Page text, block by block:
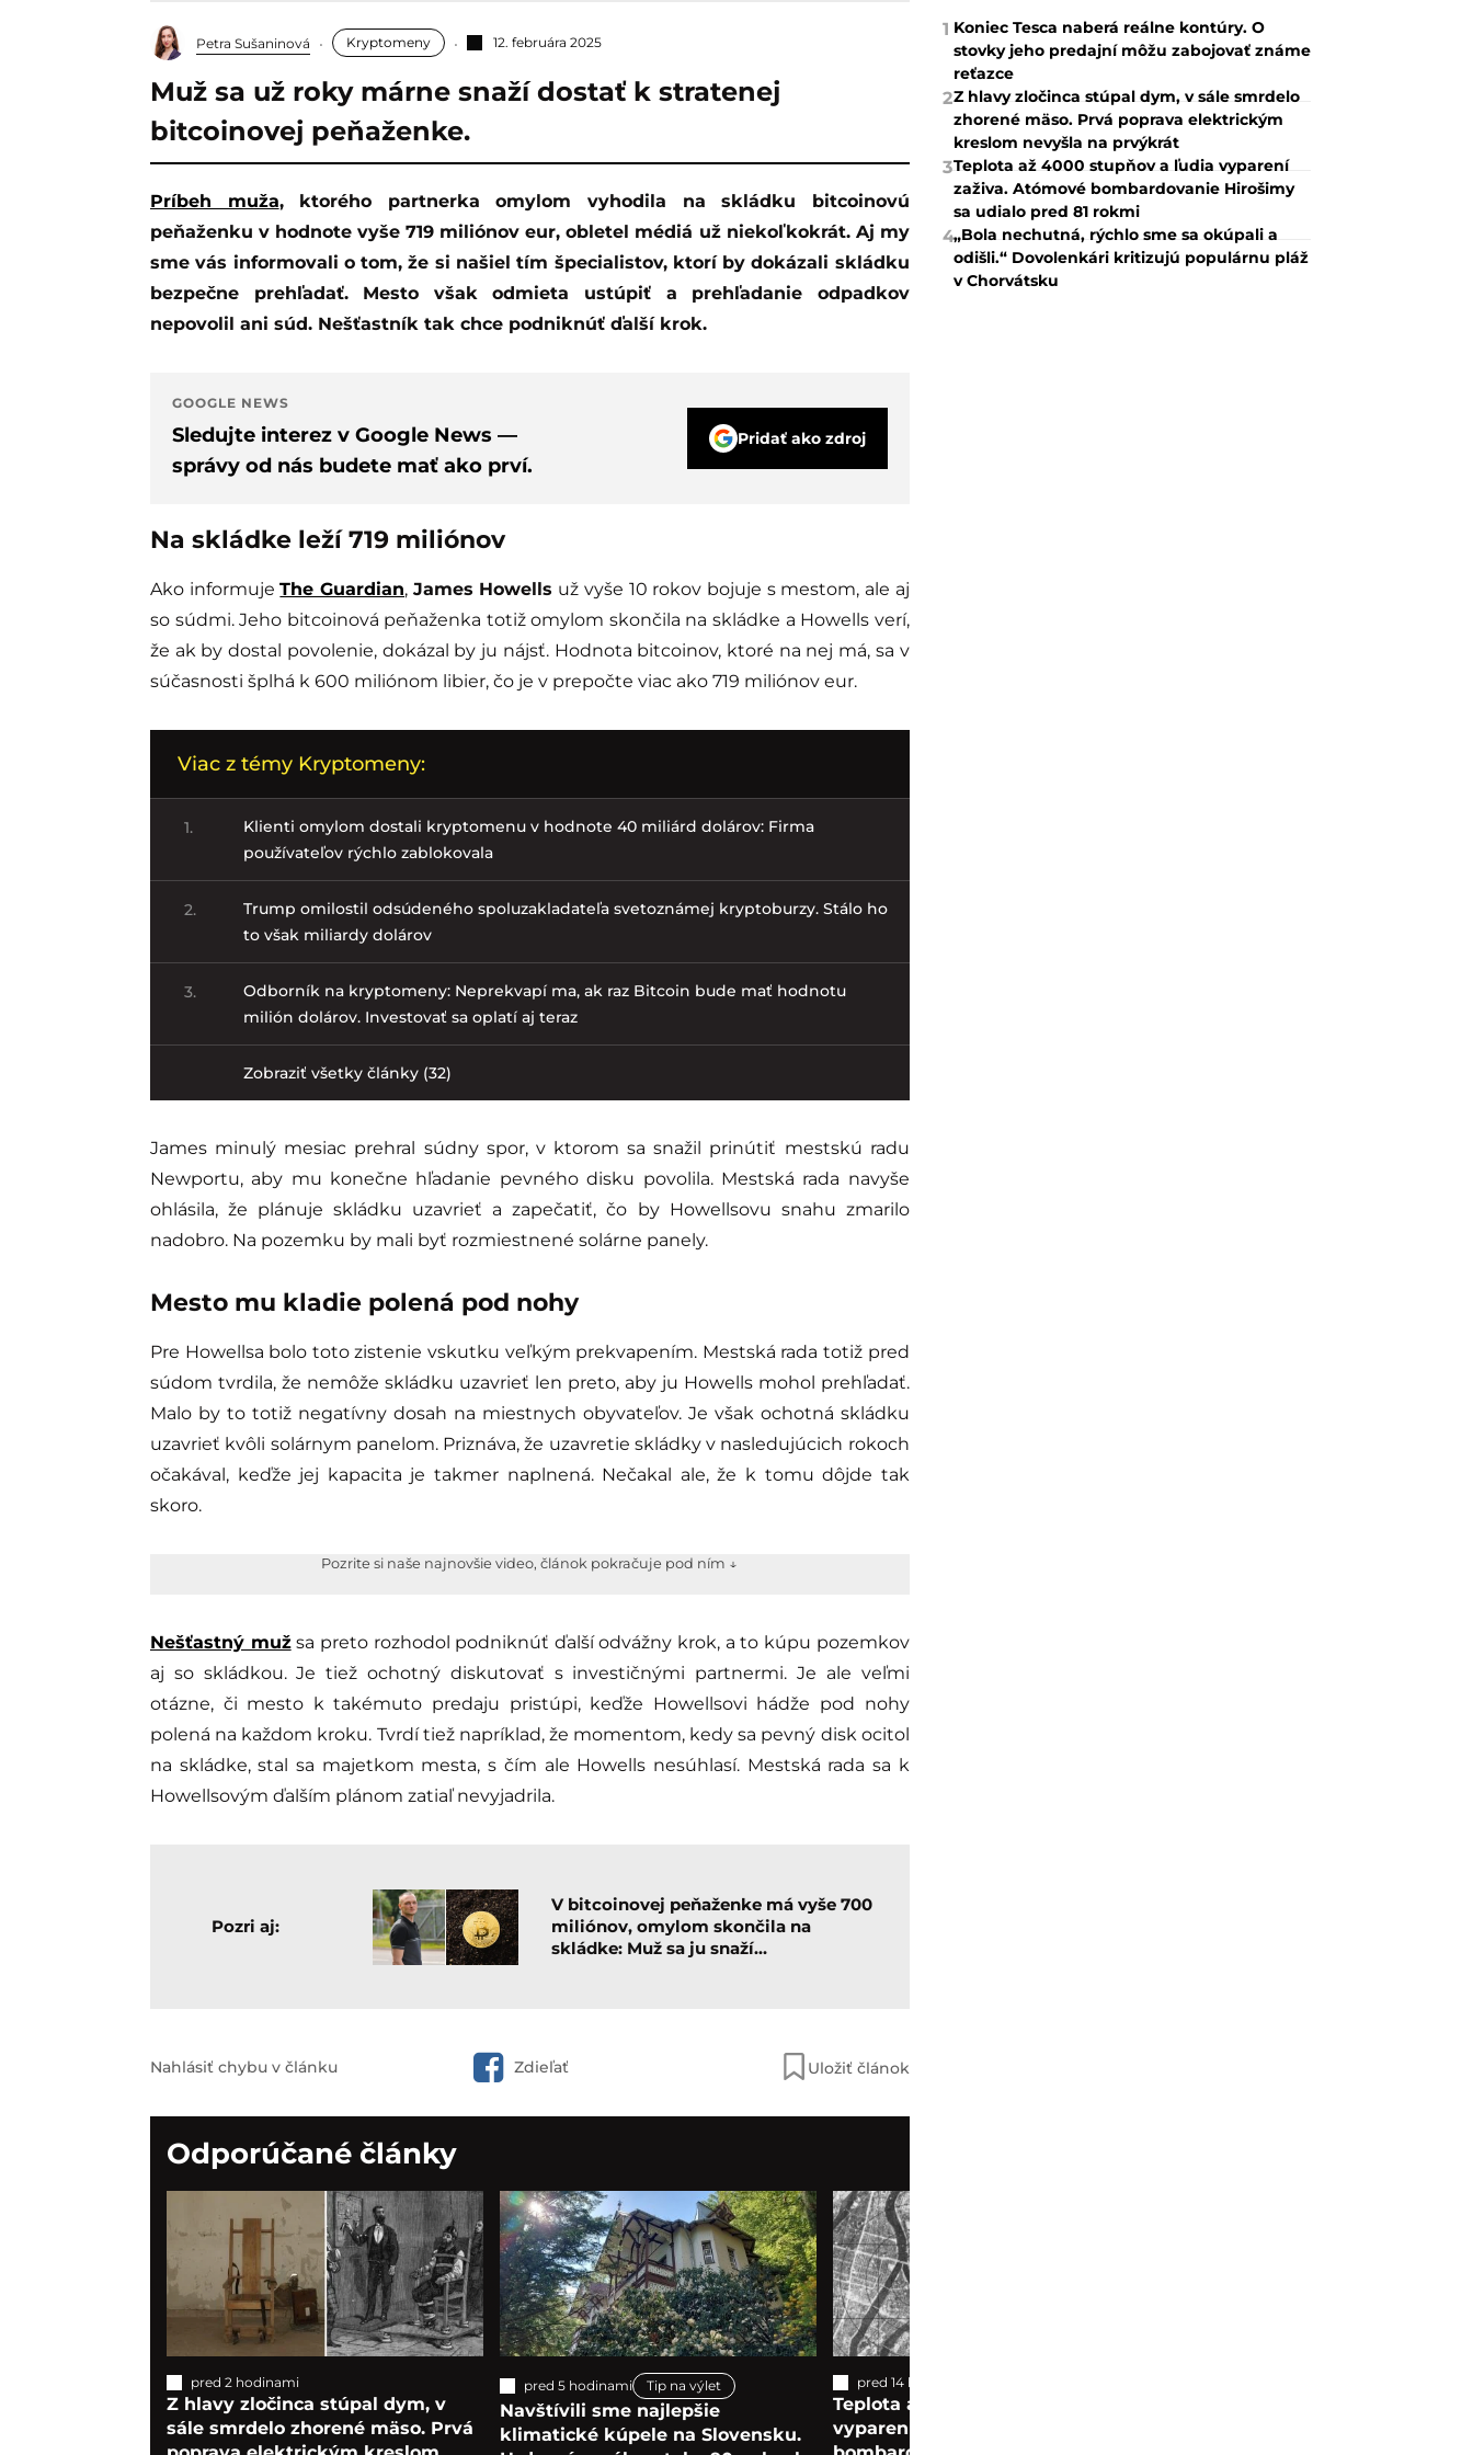
Petra Sušaninová Kryptomeny 12. februára 2025
Muž sa už roky márne snaží dostať k stratenej
bitcoinovej peňaženke.
Príbeh muža, ktorého partnerka omylom vyhodila na skládku bitcoinovú
peňaženku v hodnote vyše 719 miliónov eur, obletel médiá už niekoľkokrát. Aj my
sme vás informovali o tom, že si našiel tím špecialistov, ktorí by dokázali skládku
bezpečne prehľadať. Mesto však odmieta ustúpiť a prehľadanie odpadkov
nepovolil ani súd. Nešťastník tak chce podniknúť ďalší krok.
GOOGLE NEWS
Sledujte interez v Google News —
správy od nás budete mať ako prví.
Pridať ako zdroj
Na skládke leží 719 miliónov
Ako informujeThe Guardian, James Howells už vyše 10 rokov bojuje s mestom, ale aj
so súdmi. Jeho bitcoinová peňaženka totiž omylom skončila na skládke a Howells verí,
že ak by dostal povolenie, dokázal by ju nájsť. Hodnota bitcoinov, ktoré na nej má, sa v
súčasnosti šplhá k 600 miliónom libier, čo je v prepočte viac ako 719 miliónov eur.
Viac z témy Kryptomeny:
1.
Klienti omylom dostali kryptomenu v hodnote 40 miliárd dolárov: Firma
používateľov rýchlo zablokovala
2.
Trump omilostil odsúdeného spoluzakladateľa svetoznámej kryptoburzy. Stálo ho
to však miliardy dolárov
3.
Odborník na kryptomeny: Neprekvapí ma, ak raz Bitcoin bude mať hodnotu
milión dolárov. Investovať sa oplatí aj teraz
Zobraziť všetky články (32)
James minulý mesiac prehral súdny spor, v ktorom sa snažil prinútiť mestskú radu
Newportu, aby mu konečne hľadanie pevného disku povolila. Mestská rada navyše
ohlásila, že plánuje skládku uzavrieť a zapečatiť, čo by Howellsovu snahu zmarilo
nadobro. Na pozemku by mali byť rozmiestnené solárne panely.
Mesto mu kladie polená pod nohy
Pre Howellsa bolo toto zistenie vskutku veľkým prekvapením. Mestská rada totiž pred
súdom tvrdila, že nemôže skládku uzavrieť len preto, aby ju Howells mohol prehľadať.
Malo by to totiž negatívny dosah na miestnych obyvateľov. Je však ochotná skládku
uzavrieť kvôli solárnym panelom. Priznáva, že uzavretie skládky v nasledujúcich rokoch
očakával, keďže jej kapacita je takmer naplnená. Nečakal ale, že k tomu dôjde tak
skoro.
Pozrite si naše najnovšie video, článok pokračuje pod ním ↓
Nešťastný mužsa preto rozhodol podniknúť ďalší odvážny krok, a to kúpu pozemkov
aj so skládkou. Je tiež ochotný diskutovať s investičnými partnermi. Je ale veľmi
otázne, či mesto k takémuto predaju pristúpi, keďže Howellsovi hádže pod nohy
polená na každom kroku. Tvrdí tiež napríklad, že momentom, kedy sa pevný disk ocitol
na skládke, stal sa majetkom mesta, s čím ale Howells nesúhlasí. Mestská rada sa k
Howellsovým ďalším plánom zatiaľ nevyjadrila.
Pozri aj:
V bitcoinovej peňaženke má vyše 700
miliónov, omylom skončila na
skládke: Muž sa ju snaží…
Nahlásiť chybu v článku Zdieľať Uložiť článok
Odporúčané články
pred 2 hodinami
Z hlavy zločinca stúpal dym, v
sále smrdelo zhorené mäso. Prvá
pred 5 hodinami Tip na výlet
Navštívili sme najlepšie
klimatické kúpele na Slovensku.
pred 14 hodinami
Teplota až 4000 stupňov a ľudia
vyparení zaživa. Atómové
1 Koniec Tesca naberá reálne kontúry. O
stovky jeho predajní môžu zabojovať známe
reťazce
2Z hlavy zločinca stúpal dym, v sále smrdelo
zhorené mäso. Prvá poprava elektrickým
kreslom nevyšla na prvýkrát
3Teplota až 4000 stupňov a ľudia vyparení
zaživa. Atómové bombardovanie Hirošimy
sa udialo pred 81 rokmi
4„Bola nechutná, rýchlo sme sa okúpali a
odišli.“ Dovolenkári kritizujú populárnu pláž
v Chorvátsku